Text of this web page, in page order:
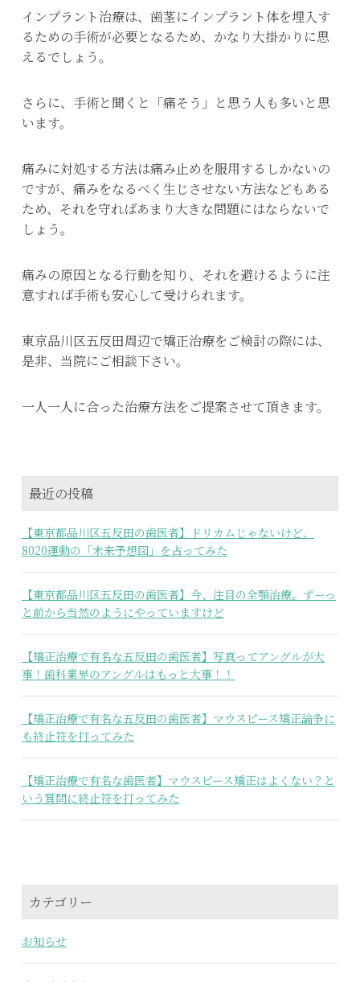
インプラント治療は、歯茎にインプラント体を埋入す
るための手術が必要となるため、かなり大掛かりに思
えるでしょう。
さらに、手術と聞くと「痛そう」と思う人も多いと思
います。
痛みに対処する方法は痛み止めを服用するしかないの
ですが、痛みをなるべく生じさせない方法などもある
ため、それを守ればあまり大きな問題にはならないで
しょう。
痛みの原因となる行動を知り、それを避けるように注
意すれば手術も安心して受けられます。
東京品川区五反田周辺で矯正治療をご検討の際には、
是非、当院にご相談下さい。
一人一人に合った治療方法をご提案させて頂きます。
最近の投稿
【東京都品川区五反田の歯医者】ドリカムじゃないけど、
8020運動の「未来予想図」を占ってみた
【東京都品川区五反田の歯医者】今、注目の全顎治療。ずーっ
と前から当然のようにやっていますけど
【矯正治療で有名な五反田の歯医者】写真ってアングルが大
事！歯科業界のアングルはもっと大事！！
【矯正治療で有名な五反田の歯医者】マウスピース矯正論争に
も終止符を打ってみた
【矯正治療で有名な歯医者】マウスピース矯正はよくない？と
いう質問に終止符を打ってみた
カテゴリー
お知らせ